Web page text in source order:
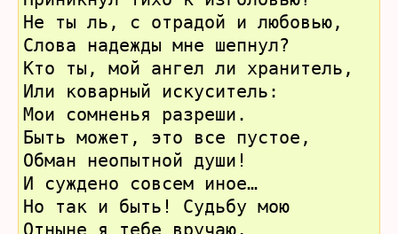
Не ты ль, с отрадой и любовью,
Слова надежды мне шепнул?
Кто ты, мой ангел ли хранитель,
Или коварный искуситель:
Мои сомненья разреши.
Быть может, это все пустое,
Обман неопытной души!
И суждено совсем иное…
Но так и быть! Судьбу мою
Отныне я тебе вручаю,